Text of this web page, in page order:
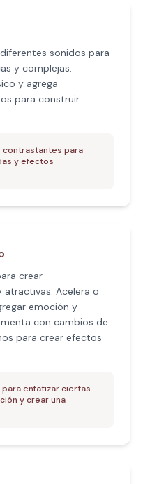
sonidos para
y complejas.
y agrega
para construir
contrastantes para
y efectos
crear
Acelera o
emoción y
con cambios de
para crear efectos
enfatizar ciertas
y crear una